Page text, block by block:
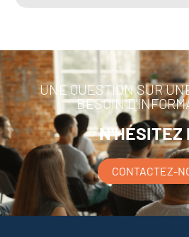
UNE QUESTION SUR
BESOIN
N'HÉSITEZ
CONTACTEZ-